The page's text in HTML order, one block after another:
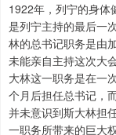
1922年，列宁的身体
是列宁主持的最后一
林的总书记职务是由
未能亲自主持这次大
大林这一职务是在一
个月后担任总书记，
并未意识到斯大林担
一职务所带来的巨大权